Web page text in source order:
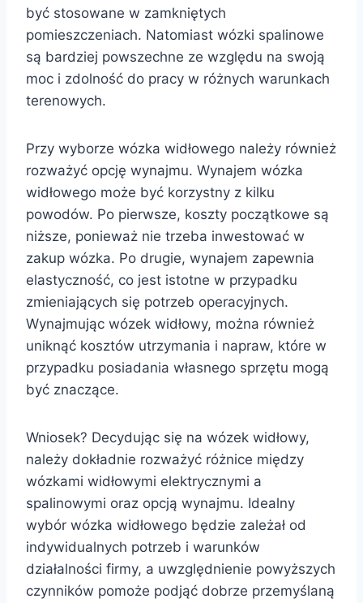
być stosowane w zamkniętych
pomieszczeniach. Natomiast wózki spalinowe
są bardziej powszechne ze względu na swoją
moc i zdolność do pracy w różnych warunkach
terenowych.
Przy wyborze wózka widłowego należy również
rozważyć opcję wynajmu. Wynajem wózka
widłowego może być korzystny z kilku
powodów. Po pierwsze, koszty początkowe są
niższe, ponieważ nie trzeba inwestować w
zakup wózka. Po drugie, wynajem zapewnia
elastyczność, co jest istotne w przypadku
zmieniających się potrzeb operacyjnych.
Wynajmując wózek widłowy, można również
uniknąć kosztów utrzymania i napraw, które w
przypadku posiadania własnego sprzętu mogą
być znaczące.
Wniosek? Decydując się na wózek widłowy,
należy dokładnie rozważyć różnice między
wózkami widłowymi elektrycznymi a
spalinowymi oraz opcją wynajmu. Idealny
wybór wózka widłowego będzie zależał od
indywidualnych potrzeb i warunków
działalności firmy, a uwzględnienie powyższych
czynników pomoże podjąć dobrze przemyślaną